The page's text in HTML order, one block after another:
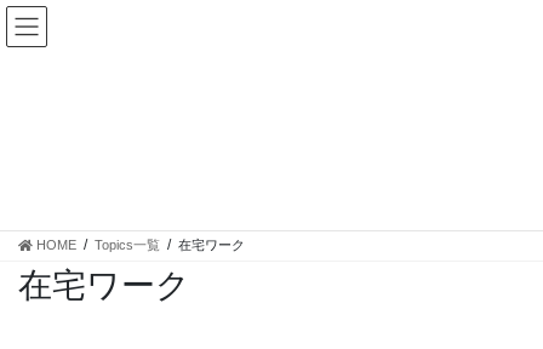
コ
ン
プ
ナ
ビ
動
HOME Topics一覧 在宅ワーク
在宅ワーク